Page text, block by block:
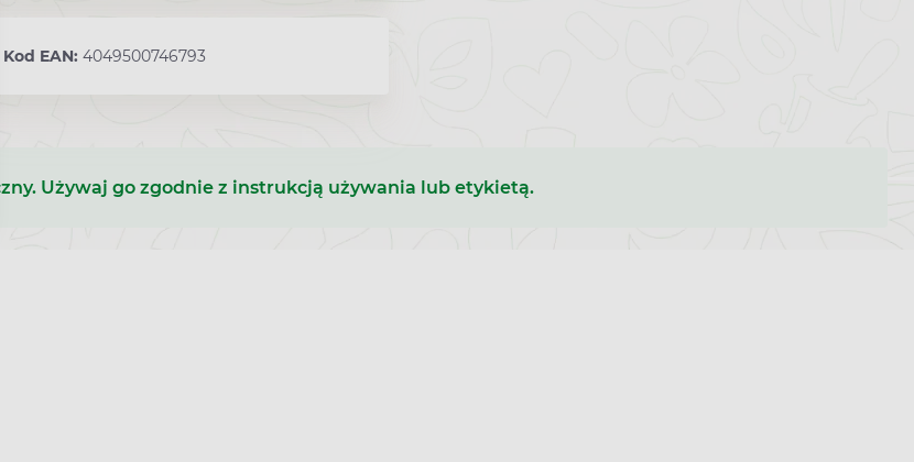
Kod EAN: 4049500746793
Używaj go zgodnie z instrukcją używania lub etykietą.